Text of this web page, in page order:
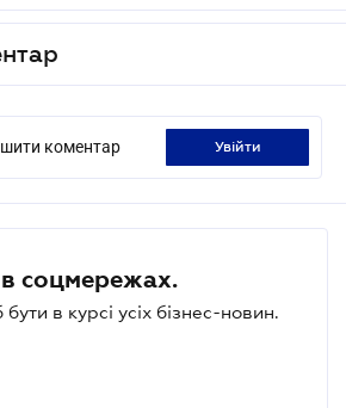
коментар увійти
соцмережах.
в курсі усіх бізнес-новин.